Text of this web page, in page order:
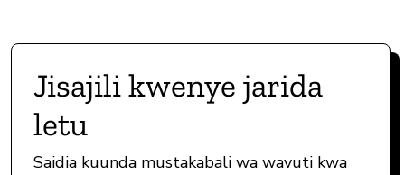
Jisajili kwenye jarida
letu
Saidia kuunda mustakabali wa wavuti kwa